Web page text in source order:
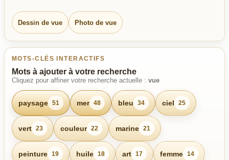
Dessin de vue Photo de vue
MOTS-CLÉS INTERACTIFS
Mots à ajouter à votre recherche
Cliquez pour affiner votre recherche actuelle : vue
paysage 51 mer 48 bleu 34 ciel 25
vert 23 couleur 22 marine 21
peinture 19 huile 18 art 17 femme 14